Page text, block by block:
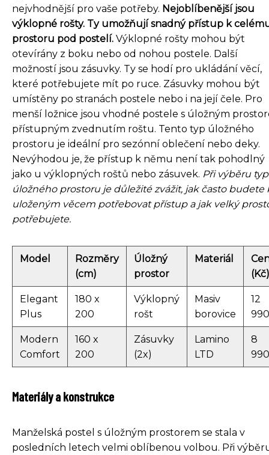
nejvhodnější pro vaše potřeby. Nejoblíbenější jsou
výklopné rošty. Ty umožňují snadný přístup k
prostoru pod postelí. Výklopné rošty mohou být
otevírány z boku nebo od nohou postele. Další
možností jsou zásuvky. Ty se hodí pro ukládání věcí,
které potřebujete mít po ruce. Zásuvky mohou být
umístěny po stranách postele nebo i na její čele. Pro
menší ložnice jsou vhodné postele s úložným
přístupným zvednutím roštu. Tento typ úložného
prostoru je ideální pro sezónní oblečení nebo deky.
Nevýhodou je, že přístup k němu není tak pohodlný
jako u výklopných roštů nebo zásuvek. Při výběru
úložného prostoru je důležité zvážit, jak často budete
uloženým věcem potřebovat přístup a jak velký
potřebujete.
Model
Rozměry
(cm)
Úložný
prostor
Materiál
(Kč)
Elegant
Plus
180 x
200
Výklopný
rošt
Masiv
borovice
12
990
Modern
Comfort
160 x
200
Zásuvky
(2x)
Lamino
LTD
8
990
Materiály a konstrukce
Manželská postel s úložným prostorem se stala v
posledních letech velmi oblíbenou volbou. Při